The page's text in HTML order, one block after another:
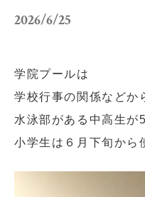
小学校だより
採用情報
関連リンク
2026/6/25
学院プールは
学校行事の関係などか
水泳部がある中高生が
小学生は６月下旬から